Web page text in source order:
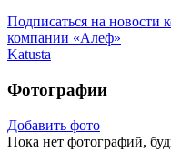
Подписаться на новости
компании «Алеф»
Katusta
Фотографии
Добавить фото
Пока нет фотографий,